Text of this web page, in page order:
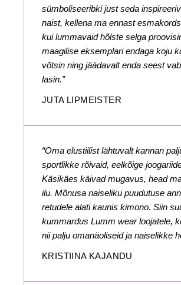
sümboliseeribki just seda
naist, kellena ma ennast
kui lummavaid hõlste selga
maagilise eksemplari endaga koju
võtsin ning jäädavalt enda seest
lasin.”
JUTA LIPMEISTER
“Oma elustiilist lähtuvalt kannan
sportlikke rõivaid, eelkõige
Käsikäes käivad mugavus, head
ilu. Mõnusa naiseliku puudutuse
retudele alati kaunis kimono. Siin
kummardus Lumm wear loojatele,
nii palju omanäoliseid ja naiselikke
KRISTIINA KAJANDU